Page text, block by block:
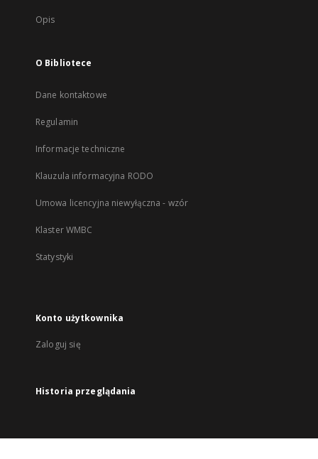
Opis
O Bibliotece
Dane kontaktowe
Regulamin
Informacje techniczne
Klauzula informacyjna RODO
Umowa licencyjna niewyłączna - wzór
Klaster WMBC
Statystyki
Konto użytkownika
Zaloguj się
Historia przeglądania